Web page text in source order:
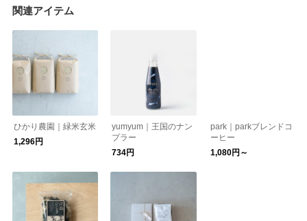
関連アイテム
ひかり農園｜緑米玄米
1,296円
yumyum｜王国のナン
プラー
734円
park｜parkブレンドコ
ーヒー
1,080円～